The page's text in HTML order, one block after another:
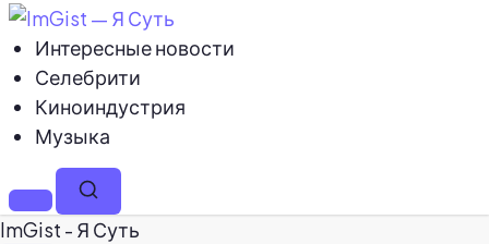
Интересные новости
Селебрити
Киноиндустрия
Музыка
МенюПоиск
ImGist - Я Суть